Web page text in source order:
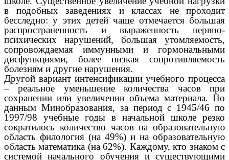
в подобных заведениях и классах не проходит
бесследно: у этих детей чаще отмечается большая
распространенность и выраженность нервно-
психических нарушений, большая утомляемость,
сопровождаемая иммунными и гормональными
дисфункциями, более низкая сопротивляемость
болезням и другие нарушения.
Другой вариант интенсификации учебного процесса
– реальное уменьшение количества часов при
сохранении или увеличении объема материала. По
данным Минобразования, за период с 1945/46 по
1997/98 учебные годы в начальной школе резко
сократилось количество часов на образовательную
область филология (на 49%) и на образовательную
область математика (на 62%). Каждому, кто знаком с
системой начального обучения и существующими